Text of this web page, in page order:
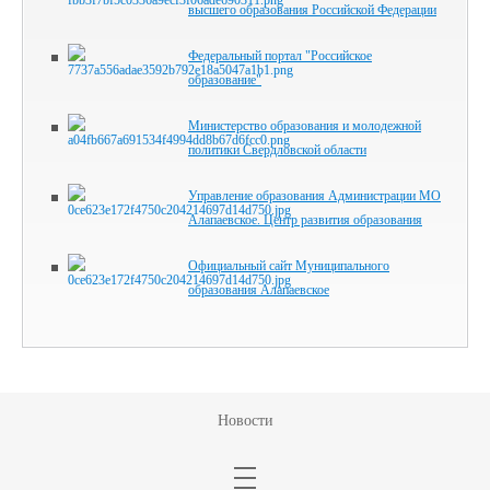
высшего образования Российской Федерации
Федеральный портал "Российское
образование"
Министерство образования и молодежной
политики Свердловской области
Управление образования Администрации МО
Алапаевское. Центр развития образования
Официальный сайт Муниципального
образования Алапаевское
Новости